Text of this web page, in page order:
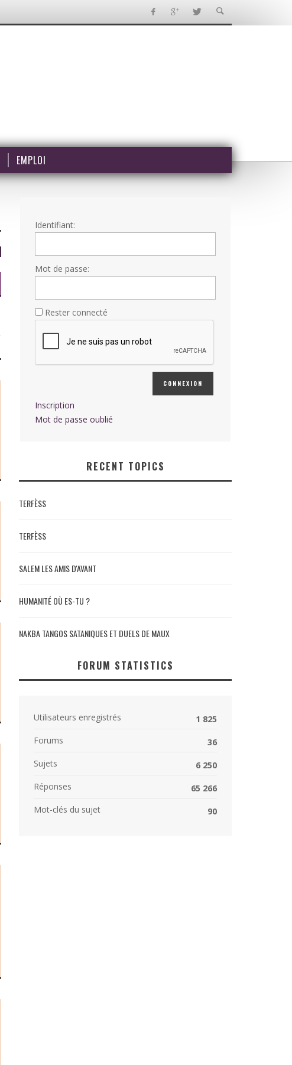
EMPLOI
Identifiant:
Mot de passe:
Rester connecté
CONNEXION
Inscription
Mot de passe oublié
RECENT TOPICS
TERFÈSS
TERFÈSS
SALEM LES AMIS D'AVANT
HUMANITÉ OÙ ES-TU ?
NAKBA TANGOS SATANIQUES ET DUELS DE MAUX
FORUM STATISTICS
Utilisateurs enregistrés
1 825
Forums
36
Sujets
6 250
Réponses
65 266
Mot-clés du sujet
90